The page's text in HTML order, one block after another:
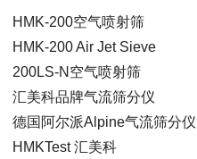
HMK-200空气喷射筛
HMK-200 Air Jet Sieve
200LS-N空气喷射筛
汇美科品牌气流筛分仪
德国阿尔派Alpine气流筛分仪
HMKTest 汇美科